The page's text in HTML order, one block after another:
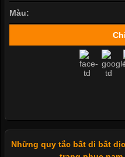
Màu:
Những quy tắc bất di bất